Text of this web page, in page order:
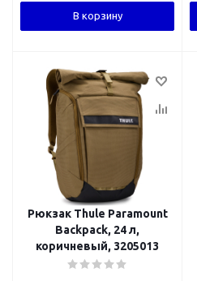
В корзину
Рюкзак Thule Paramount
Backpack, 24 л,
коричневый, 3205013